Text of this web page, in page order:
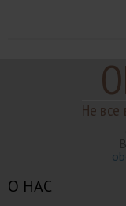
Не все
О НАС